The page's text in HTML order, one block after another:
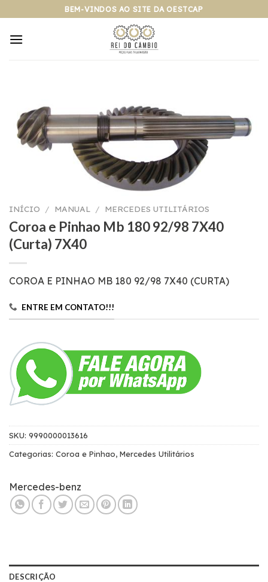
para
BEM-VINDOS AO SITE DA OESTCAP
INÍCIO / MANUAL / MERCEDES UTILITÁRIOS
Coroa e Pinhao Mb 180 92/98 7X40
(Curta) 7X40
COROA E PINHAO MB 180 92/98 7X40 (CURTA)
ENTRE EM CONTATO!!!
SKU: 9990000013616
Categorias: Coroa e Pinhao, Mercedes Utilitários
Mercedes-benz
DESCRIÇÃO